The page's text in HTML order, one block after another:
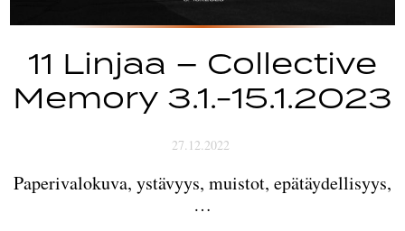
11 Linjaa – Collective
Memory 3.1.-15.1.2023
27.12.2022
Paperivalokuva, ystävyys, muistot, epätäydellisyys,
…